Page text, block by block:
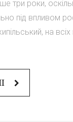
три роки,
під впливом
на всіх